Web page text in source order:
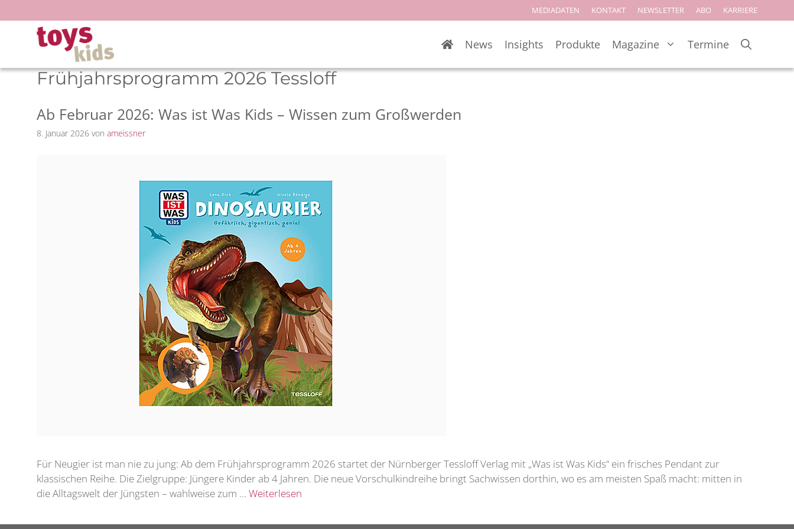
Inhalt
springen
MEDIADATEN KONTAKT NEWSLETTER ABO KARRIERE
News Insights Produkte Magazine Termine
Frühjahrsprogramm 2026 Tessloff
Ab Februar 2026: Was ist Was Kids – Wissen zum Großwerden
8. Januar 2026 von ameissner
Für Neugier ist man nie zu jung: Ab dem Frühjahrsprogramm 2026 startet der Nürnberger Tessloff Verlag mit „Was ist Was Kids“ ein frisches Pendant zur
klassischen Reihe. Die Zielgruppe: Jüngere Kinder ab 4 Jahren. Die neue Vorschulkindreihe bringt Sachwissen dorthin, wo es am meisten Spaß macht: mitten in
die Alltagswelt der Jüngsten – wahlweise zum … Weiterlesen